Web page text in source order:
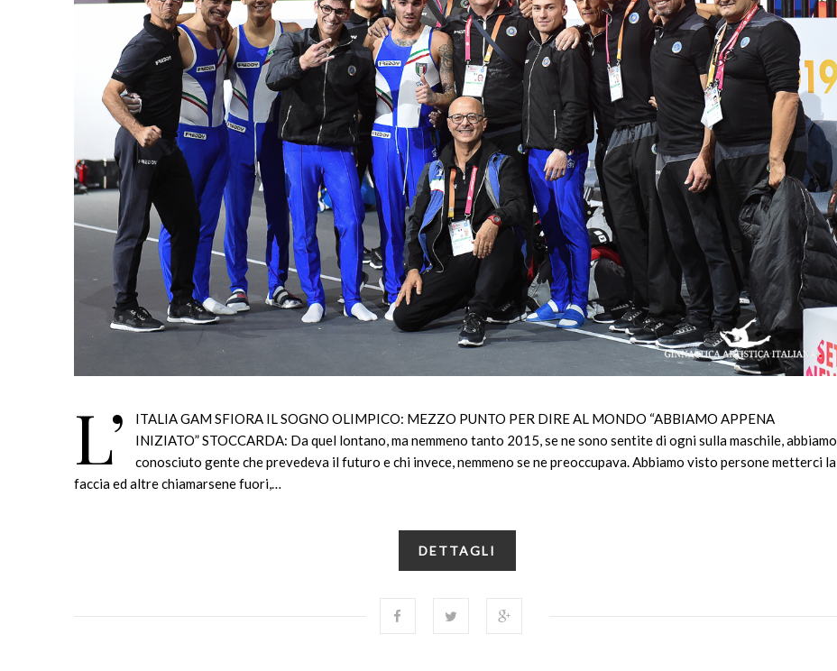
L’
ITALIA GAM SFIORA IL SOGNO OLIMPICO: MEZZO PUNTO PER DIRE AL MONDO “ABBIAMO APPENA
INIZIATO” STOCCARDA: Da quel lontano, ma nemmeno tanto 2015, se ne sono sentite di ogni sulla maschile, abbiamo
conosciuto gente che prevedeva il futuro e chi invece, nemmeno se ne preoccupava. Abbiamo visto persone metterci la
faccia ed altre chiamarsene fuori,…
DETTAGLI